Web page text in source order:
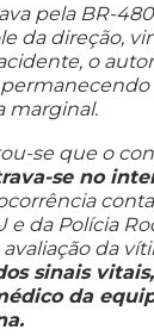
pela BR-
da direção,
o
marginal.
se que o
se no
e da Polícia
avaliação da
sinais
da